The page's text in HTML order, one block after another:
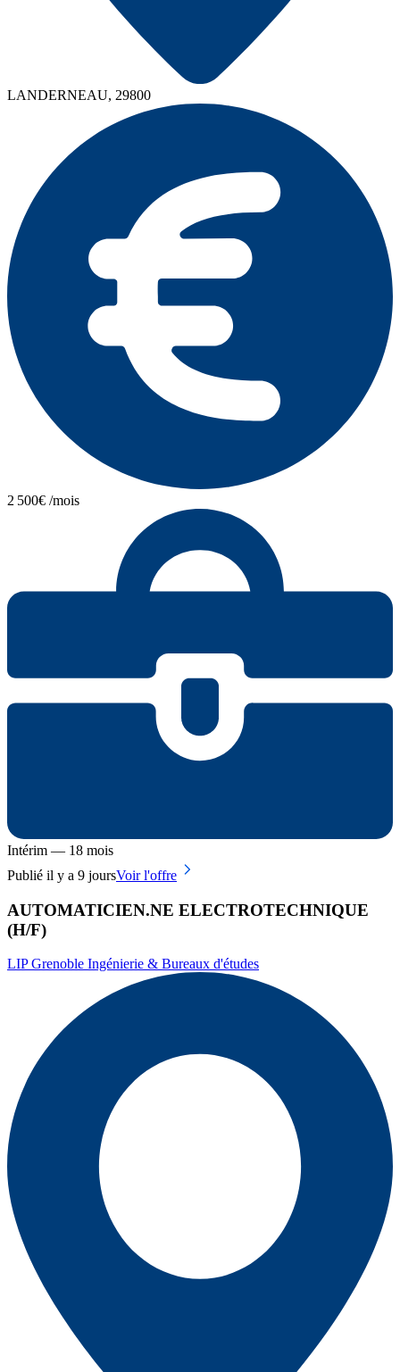
LANDERNEAU, 29800
2 500€ /mois
Intérim — 18 mois
Publié il y a 9 joursVoir l'offre
AUTOMATICIEN.NE ELECTROTECHNIQUE
(H/F)
LIP Grenoble Ingénierie & Bureaux d'études